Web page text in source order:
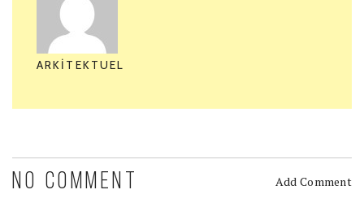
ARKITEKTUEL
NO COMMENT Add Comment